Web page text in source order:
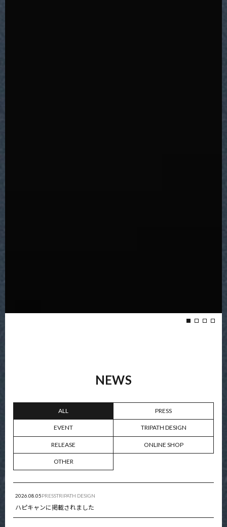
NEWS
ALL PRESS
EVENT TRIPATH DESIGN
RELEASE ONLINE SHOP
OTHER
2026.08.05PRESSTRIPATH DESIGN
ハピキャンに掲載されました